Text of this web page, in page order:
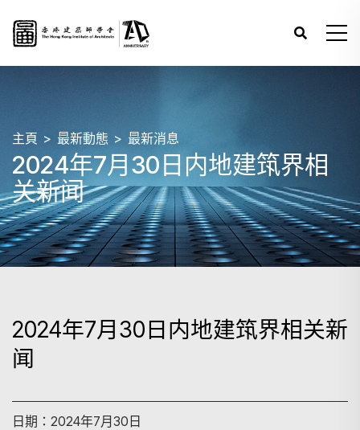
主頁 最新動態 最新消息
2024年7月30日内地建筑界相
关新闻
2024年7月30日内地建筑界相关新
闻
日期：2024年7月30日